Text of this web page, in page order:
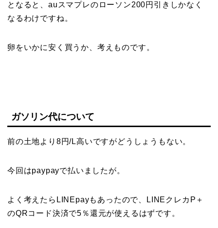
となると、auスマプレのローソン200円引きしかなく
なるわけですね。
卵をいかに安く買うか、考えものです。
ガソリン代について
前の土地より8円/L高いですがどうしょうもない。
今回はpaypayで払いましたが。
よく考えたらLINEpayもあったので、LINEクレカP＋
のQRコード決済で5％還元が使えるはずです。